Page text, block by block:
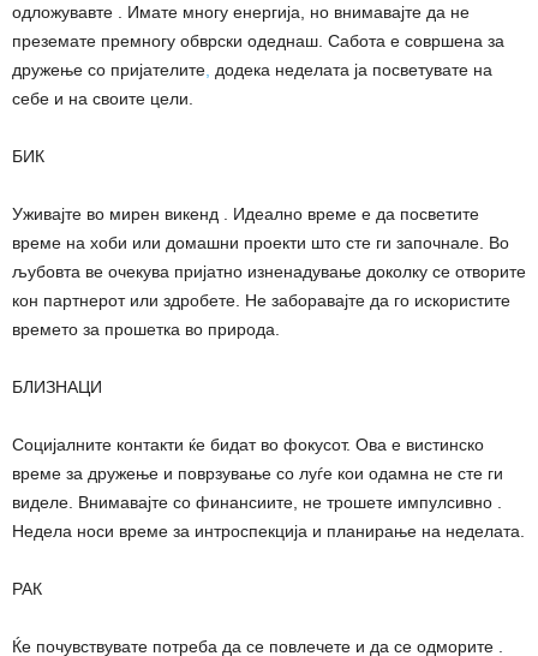
одложувавте . Имате многу енергија, но внимавајте да не
преземате премногу обврски одеднаш. Сабота е совршена за
дружење со пријателите додека неделата ја посветувате на
себе и на своите цели.
БИК
Уживајте во мирен викенд . Идеално време е да посветите
време на хоби или домашни проекти што сте ги започнале. Во
љубовта ве очекува пријатно изненадување доколку се отворите
кон партнерот или здробете. Не заборавајте да го искористите
времето за прошетка во природа.
БЛИЗНАЦИ
Социјалните контакти ќе бидат во фокусот. Ова е вистинско
време за дружење и поврзување со луѓе кои одамна не сте ги
виделе. Внимавајте со финансиите, не трошете импулсивно .
Недела носи време за интроспекција и планирање на неделата.
РАК
Ќе почувствувате потреба да се повлечете и да се одморите .